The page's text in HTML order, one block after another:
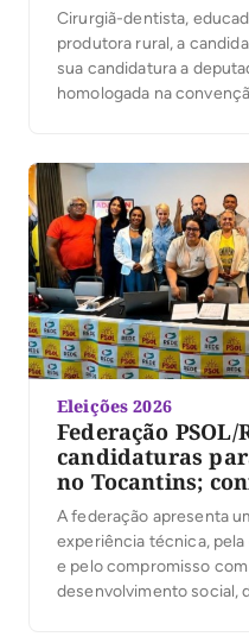
Cirurgiã-dentista,
produtora rural, a
sua candidatura a
homologada na
oficializou a senadora
candidata ao governo
entre […]
Eleições 2026
Federação
candidaturas
no Tocantins;
A federação apresenta
experiência técnica,
e pelo compromisso
desenvolvimento social,